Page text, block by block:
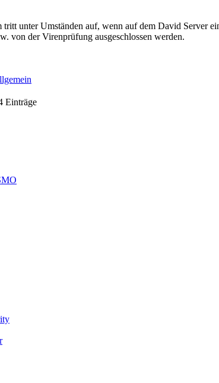
tritt unter Umständen auf, wenn auf dem David Server
von der Virenprüfung ausgeschlossen werden.
Einträge